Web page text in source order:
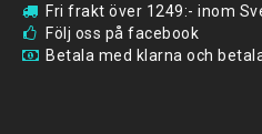
Fri frakt över 1249:- inom
Följ oss på facebook
Betala med klarna och